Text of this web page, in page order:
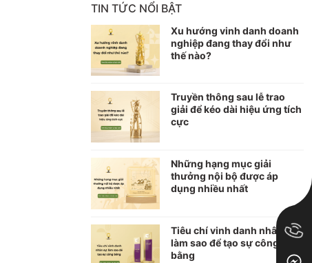
TIN TỨC NỔI BẬT
Xu hướng vinh danh doanh
nghiệp đang thay đổi như
thế nào?
Truyền thông sau lễ trao
giải để kéo dài hiệu ứng tích
cực
Những hạng mục giải
thưởng nội bộ được áp
dụng nhiều nhất
Tiêu chí vinh danh nhân sự:
làm sao để tạo sự công
bằng